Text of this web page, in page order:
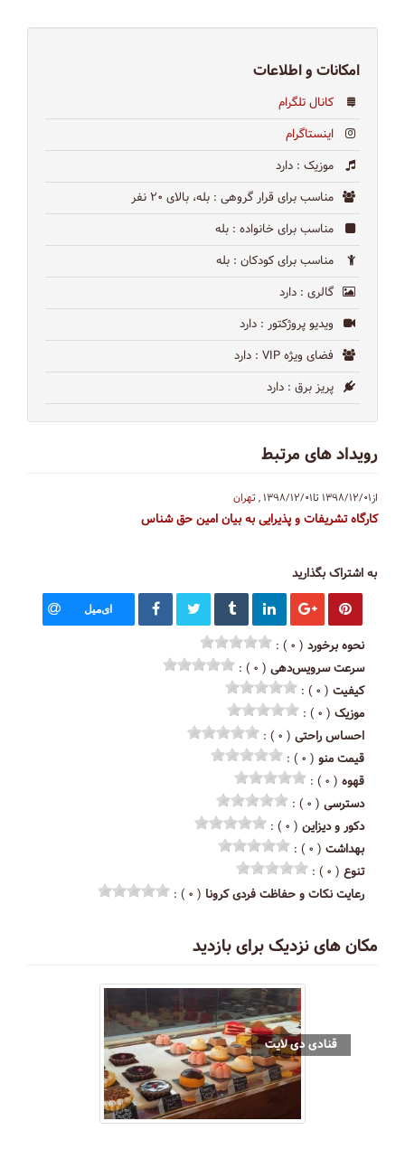
امکانات و اطلاعات
کانال تلگرام
اینستاگرام
موزیک : دارد
مناسب برای قرار گروهی : بله، بالای ۲۰ نفر
مناسب برای خانواده : بله
مناسب برای کودکان : بله
گالری : دارد
ویدیو پروژکتور : دارد
فضای ویژه VIP
: دارد
پریز برق : دارد
رویداد های مرتبط
از۱۳۹۸/۱۲/۰۱ تا۱۳۹۸/۱۲/۰۱ ,تهران
کارگاه تشریفات و پذیرایی به بیان امین حق شناس
به اشتراک بگذارید
ای‌میل
نحوه برخورد ( ۰ ) :
سرعت سرویس‌دهی ( ۰ ) :
کیفیت ( ۰ ) :
موزیک ( ۰ ) :
احساس راحتی ( ۰ ) :
قیمت منو ( ۰ ) :
قهوه ( ۰ ) :
دسترسی ( ۰ ) :
دکور و دیزاین ( ۰ ) :
بهداشت ( ۰ ) :
تنوع ( ۰ ) :
رعایت نکات و حفاظت فردی کرونا ( ۰ ) :
مکان های نزدیک برای بازدید
قنادی دی لایت